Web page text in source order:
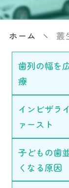
ホーム 叢
歯列の幅を
療
インビザラ
ァースト
子どもの歯
くなる原因